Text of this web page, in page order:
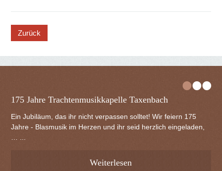
button
•••
175 Jahre Trachtenmusikkapelle Taxenbach
Ein Jubiläum, das ihr nicht verpassen solltet! Wir feiern 175
Jahre - Blasmusik im Herzen und ihr seid herzlich eingeladen,
Weiterlesen